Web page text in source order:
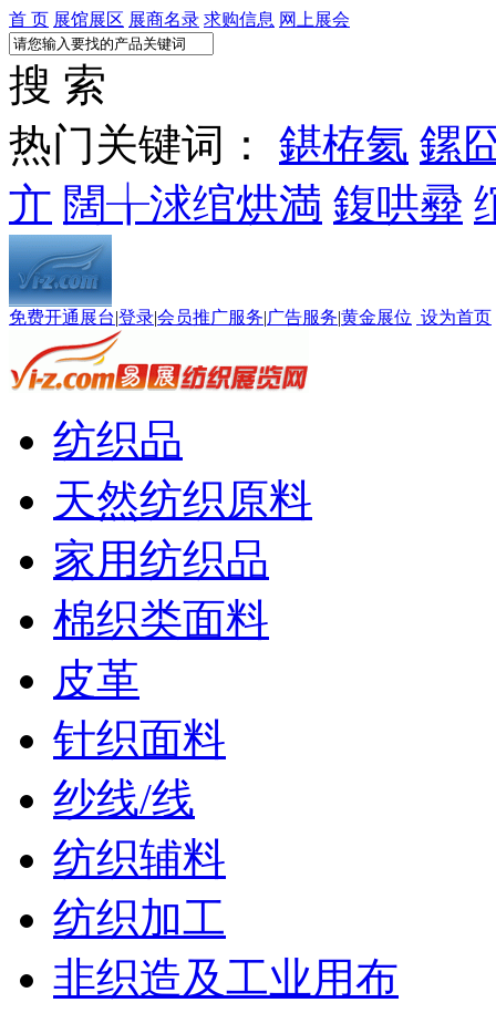
首 页 展馆展区 展商名录 求购信息 网上展会
搜 索
热门关键词： 鍖栫氦 鏍
亣 闊╁浗绾烘満 鍑哄彛
免费开通展台|登录|会员推广服务|广告服务|黄金展位 设为首页
纺织品
天然纺织原料
家用纺织品
棉织类面料
皮革
针织面料
纱线/线
纺织辅料
纺织加工
非织造及工业用布